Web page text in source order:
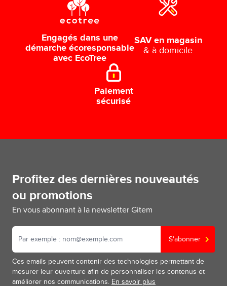
Engagés dans une
démarche écoresponsable
avec EcoTree
SAV en magasin
& à domicile
Paiement
sécurisé
Profitez des dernières nouveautés
ou promotions
En vous abonnant à la newsletter Gitem
S'abonner
Ces emails peuvent contenir des technologies permettant de
mesurer leur ouverture afin de personnaliser les contenus et
améliorer nos communications. En savoir plus